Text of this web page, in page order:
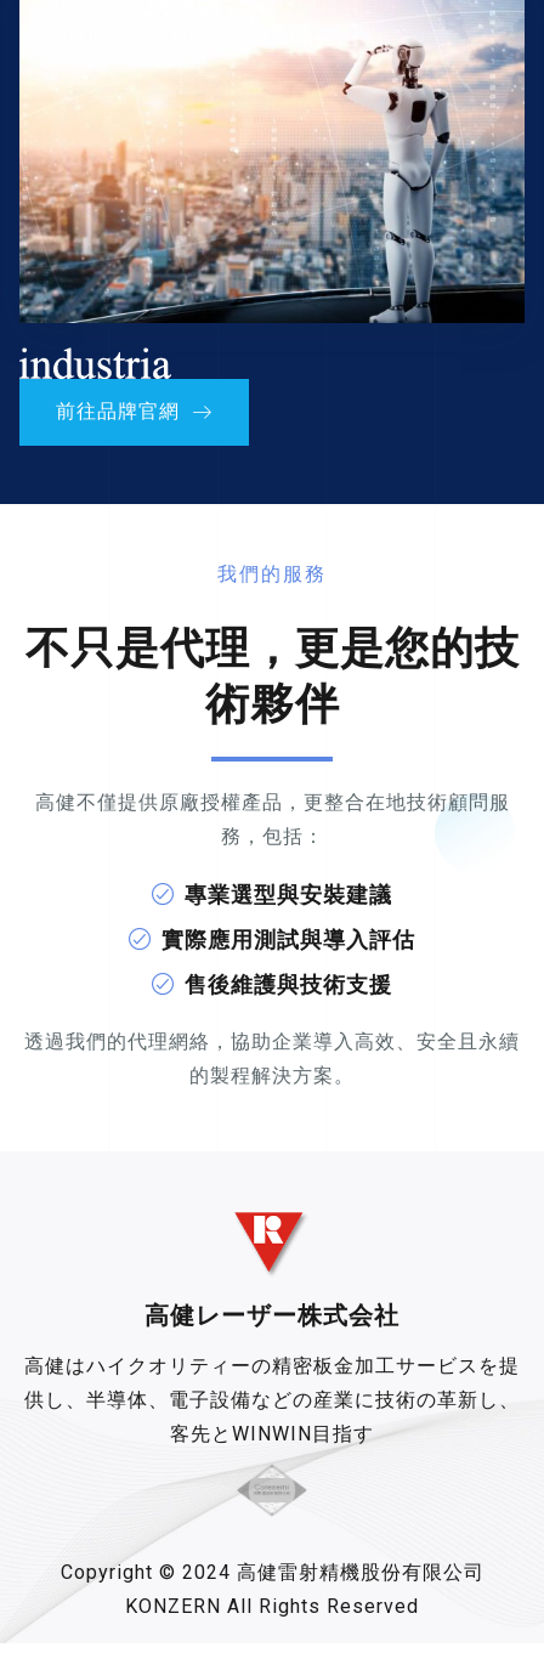
前往品牌官網
我們的服務
不只是代理，更是您的技
術夥伴
高健不僅提供原廠授權產品，更整合在地技術顧問服
務，包括：
專業選型與安裝建議
實際應用測試與導入評估
售後維護與技術支援
透過我們的代理網絡，協助企業導入高效、安全且永續
的製程解決方案。
高健レーザー株式会社
高健はハイクオリティーの精密板金加工サービスを提
供し、半導体、電子設備などの産業に技術の革新し、
客先とWINWIN目指す
Copyright © 2024 高健雷射精機股份有限公司
KONZERN All Rights Reserved